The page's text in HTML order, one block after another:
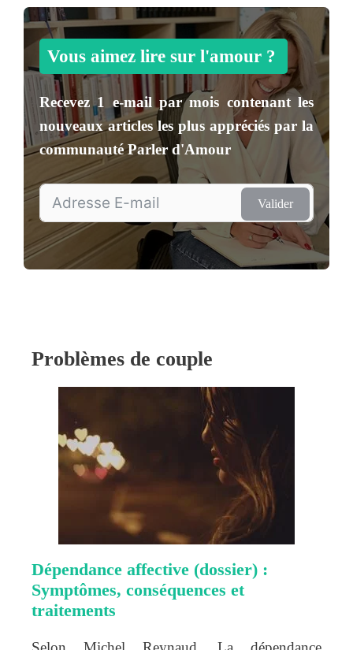
Vous aimez lire sur l'amour ?
Recevez1 e-mail par mois contenant les
nouveaux articles les plus appréciés par la
communautéParler d'Amour
Valider
Problèmes de couple
Dépendance affective (dossier) :
Symptômes, conséquences et
traitements